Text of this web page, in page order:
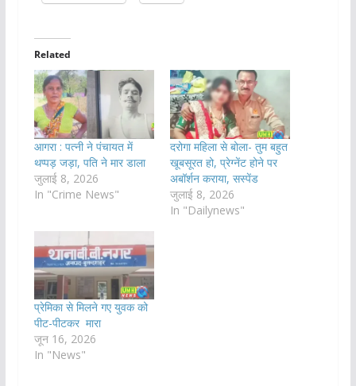
Related
आगरा : पत्नी ने पंचायत में
थप्पड़ जड़ा, पति ने मार डाला
जुलाई 8, 2026
In "Crime News"
दरोगा महिला से बोला- तुम बहुत
खूबसूरत हो, प्रेग्नेंट होने पर
अबॉर्शन कराया, सस्पेंड
जुलाई 8, 2026
In "Dailynews"
प्रेमिका से मिलने गए युवक को
पीट-पीटकर मारा
जून 16, 2026
In "News"